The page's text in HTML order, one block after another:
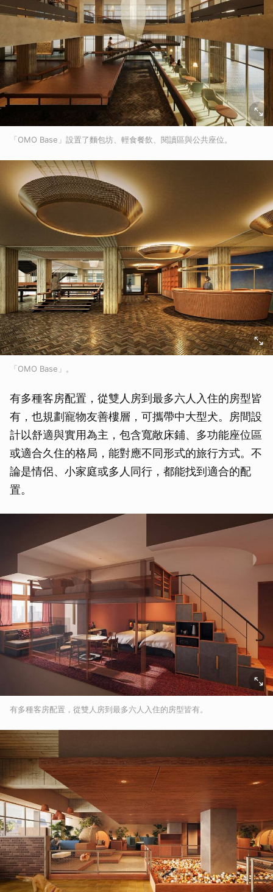
「OMO Base」設置了麵包坊、輕食餐飲、閱讀區與公共座位。
「OMO Base」。
有多種客房配置，從雙人房到最多六人入住的房型皆
有，也規劃寵物友善樓層，可攜帶中大型犬。房間設
計以舒適與實用為主，包含寬敞床鋪、多功能座位區
或適合久住的格局，能對應不同形式的旅行方式。不
論是情侶、小家庭或多人同行，都能找到適合的配
置。
有多種客房配置，從雙人房到最多六人入住的房型皆有。